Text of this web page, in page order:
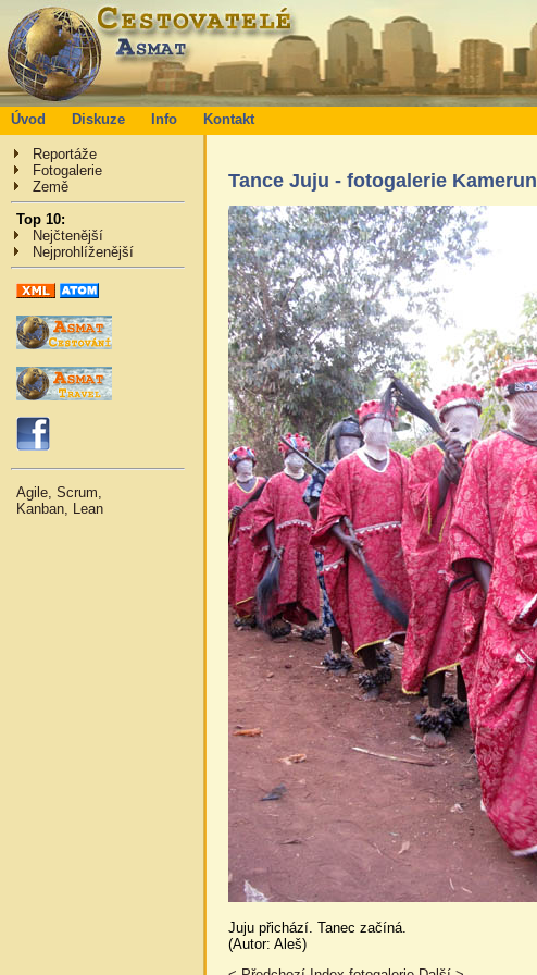
Úvod Diskuze Info Kontakt
Reportáže
Fotogalerie
Země
Top 10:
Nejčtenější
Nejprohlíženější
Agile, Scrum,
Kanban, Lean
Tance Juju - fotogalerie Kamerun
Juju přichází. Tanec začíná.
(Autor: Aleš)